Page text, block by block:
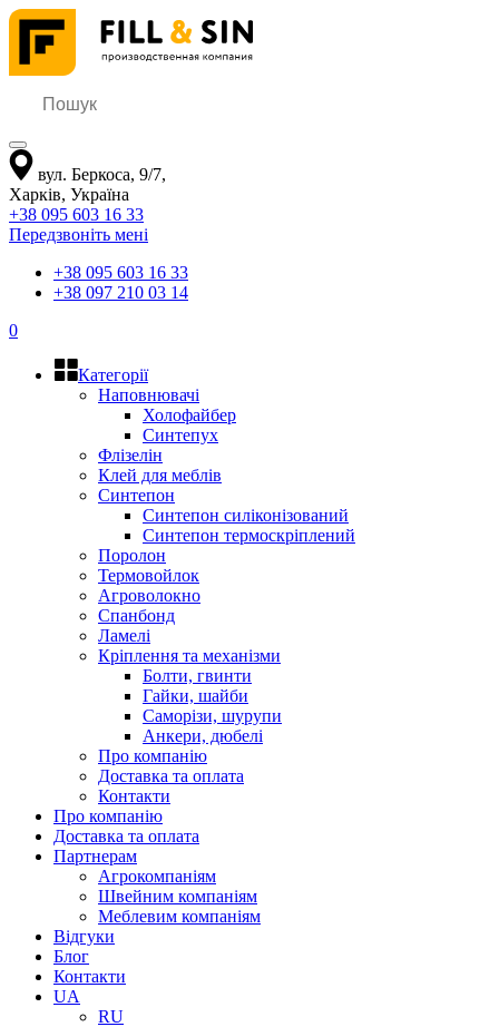
вул. Беркоса, 9/7,
Харків, Україна
+38 095 603 16 33
Передзвоніть мені
+38 095 603 16 33
+38 097 210 03 14
0
Категорії
Наповнювачі
Холофайбер
Синтепух
Флізелін
Клей для меблів
Синтепон
Синтепон силіконізований
Синтепон термоскріплений
Поролон
Термовойлок
Агроволокно
Спанбонд
Ламелі
Кріплення та механізми
Болти, гвинти
Гайки, шайби
Саморізи, шурупи
Анкери, дюбелі
Про компанію
Доставка та оплата
Контакти
Про компанію
Доставка та оплата
Партнерам
Агрокомпаніям
Швейним компаніям
Меблевим компаніям
Відгуки
Блог
Контакти
UA
RU